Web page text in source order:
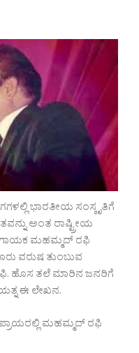
ಭಾರತೀಯ ಸಂಸ್ಕೃತಿಗೆ
ಅಂತ ರಾಷ್ಟ್ರೀಯ
ಗಾಯಕ ಮಹಮ್ಮದ್ ರಫಿ
ವರುಷ ತುಂಬುವ
ಹೊಸ ತಲೆ ಮಾರಿನ ಜನರಿಗೆ
ಈ ಲೇಖನ.
ಮಹಮ್ಮದ್ ರಫಿ